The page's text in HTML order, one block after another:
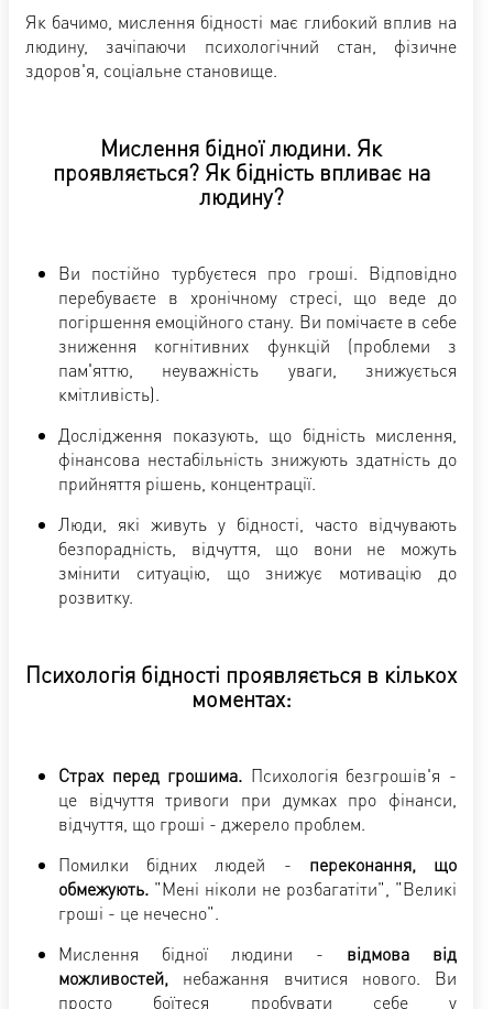
Як бачимо, мислення бідності має глибокий вплив на
людину, зачіпаючи психологічний стан, фізичне
здоров'я, соціальне становище.
Мислення бідної людини. Як
проявляється? Як бідність впливає на
людину?
Ви постійно турбуєтеся про гроші. Відповідно
перебуваєте в хронічному стресі, що веде до
погіршення емоційного стану. Ви помічаєте в себе
зниження когнітивних функцій (проблеми з
пам'яттю, неуважність уваги, знижується
кмітливість).
Дослідження показують, що бідність мислення,
фінансова нестабільність знижують здатність до
прийняття рішень, концентрації.
Люди, які живуть у бідності, часто відчувають
безпорадність, відчуття, що вони не можуть
змінити ситуацію, що знижує мотивацію до
розвитку.
Психологія бідності проявляється в кількох
моментах:
Страх перед грошима. Психологія безгрошів'я -
це відчуття тривоги при думках про фінанси,
відчуття, що гроші - джерело проблем.
Помилки бідних людей - переконання, що
обмежують. "Мені ніколи не розбагатіти", "Великі
гроші - це нечесно".
Мислення бідної людини - відмова від
можливостей, небажання вчитися нового. Ви
просто боїтеся пробувати себе у